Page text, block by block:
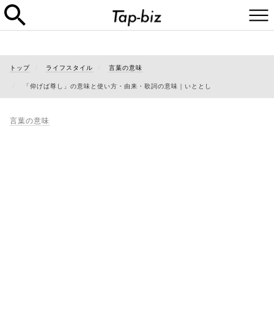
トップ ライフスタイル 言葉の意味
「仰げば尊し」の意味と使い方・由来・歌詞の意味｜いととし
言葉の意味